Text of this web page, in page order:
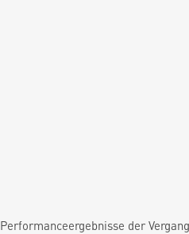
Performanceergebnisse der